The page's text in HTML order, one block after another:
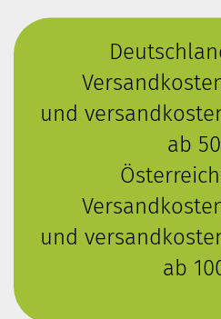
und
ab
und
ab